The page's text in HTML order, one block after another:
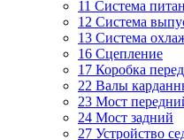
11 Система
12 Система
13 Система
16 Сцепление
17 Коробка
22 Валы
23 Мост
24 Мост задний
27 Устройство